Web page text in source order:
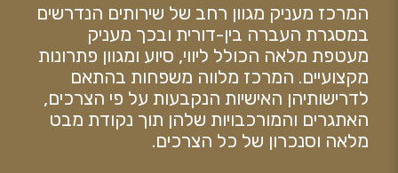
המרכז מעניק מגוון רחב של שירותים הנדרשים
במסגרת העברה בין-דורית ובכך מעניק
מעטפת מלאה הכולל ליווי, סיוע ומגוון פתרונות
מקצועיים. המרכז מלווה משפחות בהתאם
לדרישותיהן האישיות הנקבעות על פי הצרכים,
האתגרים והמורכבויות שלהן תוך נקודת מבט
מלאה וסנכרון של כל הצרכים.